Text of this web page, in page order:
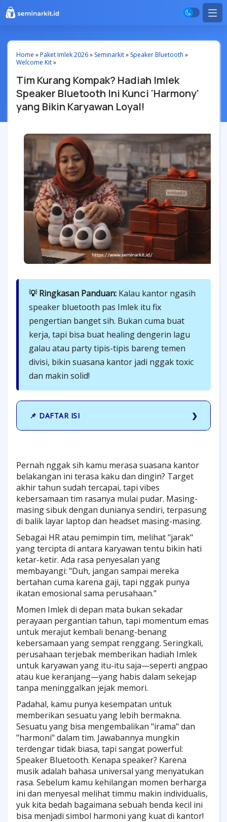
Home »Paket Imlek 2026» Seminarkit» Speaker Bluetooth »
Welcome Kit»
Tim Kurang Kompak? Hadiah Imlek
Speaker Bluetooth Ini Kunci 'Harmony'
yang Bikin Karyawan Loyal!
💡 Ringkasan Panduan: Kalau kantor ngasih
speaker bluetooth pas Imlek itu fix
pengertian banget sih. Bukan cuma buat
kerja, tapi bisa buat healing dengerin lagu
galau atau party tipis-tipis bareng temen
divisi, bikin suasana kantor jadi nggak toxic
dan makin solid!
📌 DAFTAR ISI
Pernah nggak sih kamu merasa suasana kantor
belakangan ini terasa kaku dan dingin? Target
akhir tahun sudah tercapai, tapi vibes
kebersamaan tim rasanya mulai pudar. Masing-
masing sibuk dengan dunianya sendiri, terpasung
di balik layar laptop dan headset masing-masing.
Sebagai HR atau pemimpin tim, melihat "jarak"
yang tercipta di antara karyawan tentu bikin hati
ketar-ketir. Ada rasa penyesalan yang
membayangi: "Duh, jangan sampai mereka
bertahan cuma karena gaji, tapi nggak punya
ikatan emosional sama perusahaan."
Momen Imlek di depan mata bukan sekadar
perayaan pergantian tahun, tapi momentum emas
untuk merajut kembali benang-benang
kebersamaan yang sempat renggang. Seringkali,
perusahaan terjebak memberikan hadiah Imlek
untuk karyawan yang itu-itu saja—seperti angpao
atau kue keranjang—yang habis dalam sekejap
tanpa meninggalkan jejak memori.
Padahal, kamu punya kesempatan untuk
memberikan sesuatu yang lebih bermakna.
Sesuatu yang bisa mengembalikan "irama" dan
"harmoni" dalam tim. Jawabannya mungkin
terdengar tidak biasa, tapi sangat powerful:
Speaker Bluetooth. Kenapa speaker? Karena
musik adalah bahasa universal yang menyatukan
rasa. Sebelum kamu kehilangan momen berharga
ini dan menyesal melihat timmu makin individualis,
yuk kita bedah bagaimana sebuah benda kecil ini
bisa menjadi simbol harmoni yang kuat di kantor!